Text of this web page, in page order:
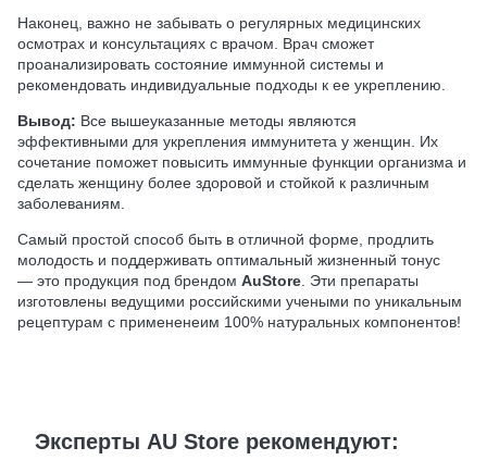
Наконец, важно не забывать о регулярных медицинских
осмотрах и консультациях с врачом. Врач сможет
проанализировать состояние иммунной системы и
рекомендовать индивидуальные подходы к ее укреплению.
Вывод: Все вышеуказанные методы являются
эффективными для укрепления иммунитета у женщин. Их
сочетание поможет повысить иммунные функции организма и
сделать женщину более здоровой и стойкой к различным
заболеваниям.
Самый простой способ быть в отличной форме, продлить
молодость и поддерживать оптимальный жизненный тонус
— это продукция под брендом AuStore . Эти препараты
изготовлены ведущими российскими учеными по уникальным
рецептурам с примененеим 100% натуральных компонентов!
Эксперты AU Store рекомендуют: